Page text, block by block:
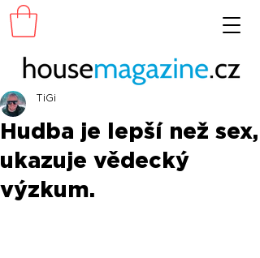
Hudba je lepší než sex,
ukazuje vědecký
výzkum.
TiGi